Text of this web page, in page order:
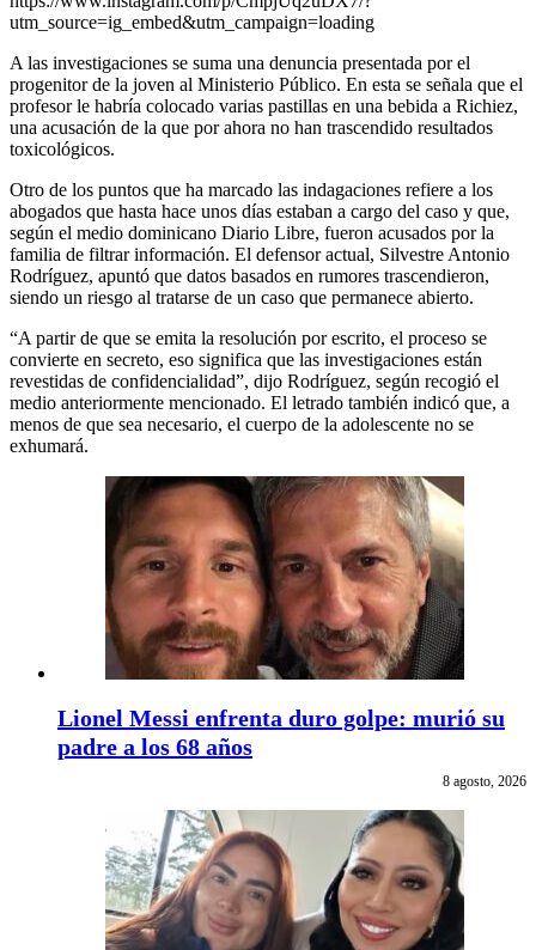
utm_source=ig_embed&utm_campaign=loading
A las investigaciones se suma una denuncia presentada por el
progenitor de la joven al Ministerio Público. En esta se señala que el
profesor le habría colocado varias pastillas en una bebida a Richiez,
una acusación de la que por ahora no han trascendido resultados
toxicológicos.
Otro de los puntos que ha marcado las indagaciones refiere a los
abogados que hasta hace unos días estaban a cargo del caso y que,
según el medio dominicano Diario Libre, fueron acusados por la
familia de filtrar información. El defensor actual, Silvestre Antonio
Rodríguez, apuntó que datos basados en rumores trascendieron,
siendo un riesgo al tratarse de un caso que permanece abierto.
“A partir de que se emita la resolución por escrito, el proceso se
convierte en secreto, eso significa que las investigaciones están
revestidas de confidencialidad”, dijo Rodríguez, según recogió el
medio anteriormente mencionado. El letrado también indicó que, a
menos de que sea necesario, el cuerpo de la adolescente no se
exhumará.
Lionel Messi enfrenta duro golpe: murió su
padre a los 68 años
8 agosto, 2026